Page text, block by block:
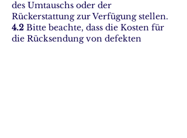
des Umtauschs oder der
Rückerstattung zur Verfügung stellen.
4.2 Bitte beachte, dass die Kosten für
die Rücksendung von defekten